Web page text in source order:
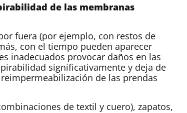
de las membranas
fuera (por ejemplo, con restos de
con el tiempo pueden aparecer
inadecuados provocar daños en las
significativamente y deja de
de las prendas
de textil y cuero), zapatos,